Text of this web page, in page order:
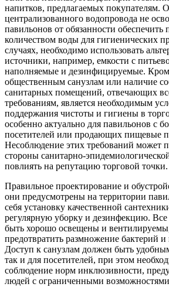
напитков, предлагаемых покупателям.
централизованного водопровода не
павильонов от обязанности обеспечить
количеством воды для гигиенических
случаях, необходимо использовать
источники, например, емкости с
наполняемые и дезинфицируемые.
общественным санузлам или наличие
санитарных помещений, отвечающих
требованиям, является необходимым
поддержания чистоты и гигиены в
особенно актуально для павильонов с
посетителей или продающих пищевые
Несоблюдение этих требований может
стороны санитарно-
повлиять на репутацию торговой точки.
Правильное проектирование и
они предусмотрены на территории
себя установку качественной
регулярную уборку и дезинфекцию.
быть хорошо освещены и
предотвратить размножение бактерий
Доступ к санузлам должен быть
так и для посетителей, при этом
соблюдение норм инклюзивности,
людей с ограниченными